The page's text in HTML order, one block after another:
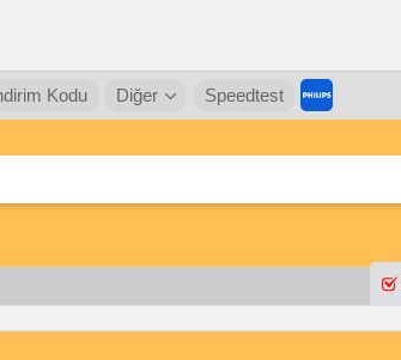
Kodu Diğer Speedtest